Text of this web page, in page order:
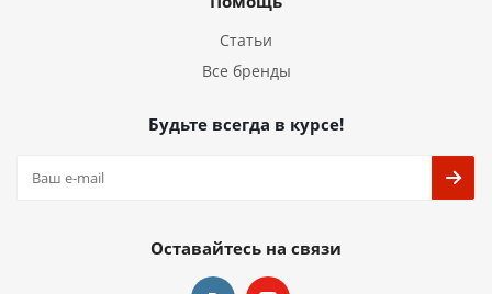
Статьи
Все бренды
Будьте всегда в курсе!
Оставайтесь на связи